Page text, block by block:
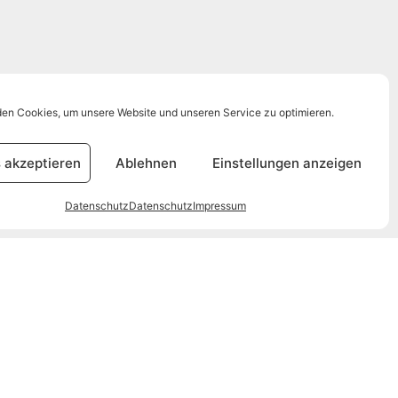
Cookies, um unsere Website und unseren Service zu optimieren.
akzeptieren Ablehnen Einstellungen anzeigen
DatenschutzDatenschutzImpressum